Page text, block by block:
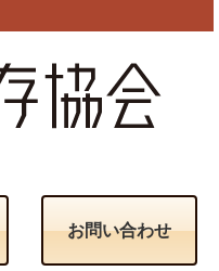
お問い合わせ